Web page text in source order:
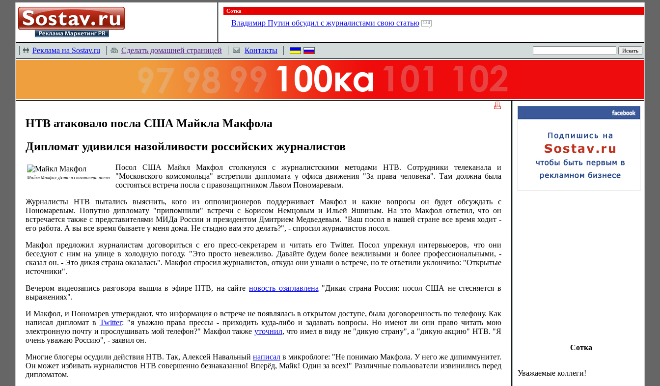
Сотка
Владимир Путин обсудил с журналистами свою статью 124
Реклама на Sostav.ru Сделать домашней страницей Контакты
НТВ атаковало посла США Майкла Макфола
Дипломат удивился назойливости российских журналистов
Майкл Макфол, фото из твиттера посла
Посол США Майкл Макфол столкнулся с журналистскими методами НТВ. Сотрудники телеканала и
"Московского комсомольца" встретили дипломата у офиса движения "За права человека". Там должна была
состояться встреча посла с правозащитником Львом Пономаревым.
Журналисты НТВ пытались выяснить, кого из оппозиционеров поддерживает Макфол и какие вопросы он будет обсуждать с
Пономаревым. Попутно дипломату "припомнили" встречи с Борисом Немцовым и Ильей Яшиным. На это Макфол ответил, что он
встречается также с представителями МИДа России и президентом Дмитрием Медведевым. "Ваш посол в нашей стране все время ходит -
его работа. А вы все время бываете у меня дома. Не стыдно вам это делать?", - спросил журналистов посол.
Макфол предложил журналистам договориться с его пресс-секретарем и читать его Twitter. Посол упрекнул интервьюеров, что они
беседуют с ним на улице в холодную погоду. "Это просто невежливо. Давайте будем более вежливыми и более профессиональными, -
сказал он. - Это дикая страна оказалась". Макфол спросил журналистов, откуда они узнали о встрече, но те ответили уклончиво: "Открытые
источники".
Вечером видеозапись разговора вышла в эфире НТВ, на сайте новость озаглавлена "Дикая страна Россия: посол США не стесняется в
выражениях".
И Макфол, и Пономарев утверждают, что информация о встрече не появлялась в открытом доступе, была договоренность по телефону. Как
написал дипломат в Twitter: "я уважаю права прессы - приходить куда-либо и задавать вопросы. Но имеют ли они право читать мою
электронную почту и прослушивать мой телефон?" Макфол также уточнил, что имел в виду не "дикую страну", а "дикую акцию" НТВ. "Я
очень уважаю Россию", - заявил он.
Многие блогеры осудили действия НТВ. Так, Алексей Навальный написал в микроблоге: "Не понимаю Макфола. У него же дипиммунитет.
Он может избивать журналистов НТВ совершенно безнаказанно! Вперёд, Майк! Один за всех!" Различные пользователи извинились перед
дипломатом.
Сотка
Уважаемые коллеги!